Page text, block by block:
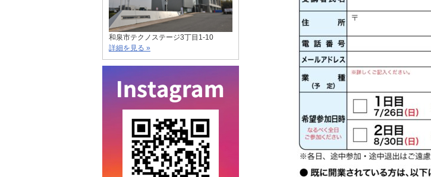
和泉市テクノステージ3丁目1-10
詳細を見る »